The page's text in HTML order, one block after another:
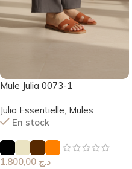
Mule Julia 0073-1
Julia Essentielle, Mules
En stock
د.ج